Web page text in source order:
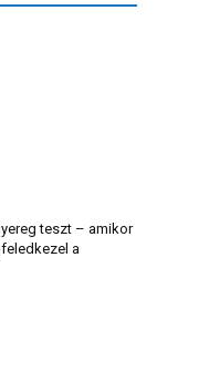
teszt – amikor
a